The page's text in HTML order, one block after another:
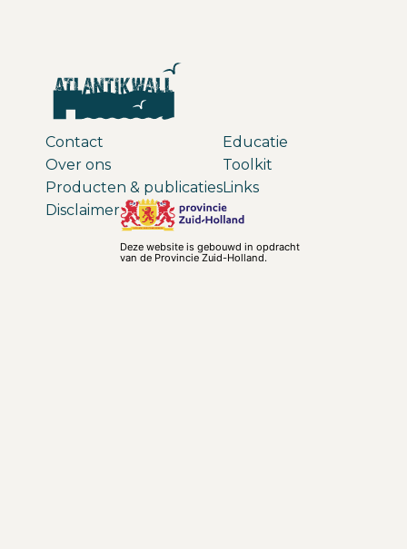
Contact
Over ons
Producten & publicaties
Educatie
Toolkit
Links
Disclaimer
Deze website is gebouwd in opdracht
van de Provincie Zuid-Holland.